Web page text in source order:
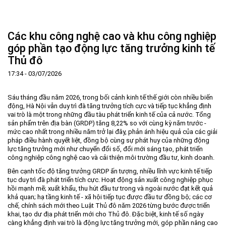
Lịch sử hình thành và phát triển
Tầm nhìn - Sứ mệnh
Lãnh đạo Ban Quản lý
Cơ cấu tổ chức
Chức năng, nhiệm vụ
Tin tức - sự kiện ▼
Ban Quản lý Khu
Chính sách mới
Doanh nghiệp
Hợp tác quốc tế
Đào tạo và Nghiên cứu
Cách mạng công nghiệp lần thứ 4
Quy hoạch
Quy hoạch tổng thể
Quy hoạch khu chức năng
Ưu thế
Vị trí
Cơ sở hạ tầng
Cơ chế ưu đãi đầu tư
Cơ chế Một cửa
Nguồn nhân lực
Hướng dẫn đầu tư ▼
Trình tự, thủ tục đầu tư
Tiêu chí đầu tư
Lĩnh vực đầu tư
Quản lý và vận hành dự án đầu tư
Văn bản pháp luật ▼
Các thủ tục hành chính
Doanh nghiệp
Đất đai
Đầu tư
Khu CNC Hòa Lạc
Lao động
Thông báo ▼
Thông báo chung
Tuyển dụng
Công khai ngân sách
Dữ liệu mở
FAQs
Liên hệ - Liên kết ▼
Liên kết
Liên hệ
Các khu công nghệ cao và khu công nghiệp
góp phần tạo động lực tăng trưởng kinh tế
Thủ đô
17:34 - 03/07/2026
Sáu tháng đầu năm 2026, trong bối cảnh kinh tế thế giới còn nhiều biến
động, Hà Nội vẫn duy trì đà tăng trưởng tích cực và tiếp tục khẳng định
vai trò là một trong những đầu tàu phát triển kinh tế của cả nước. Tổng
sản phẩm trên địa bàn (GRDP) tăng 8,22% so với cùng kỳ năm trước -
mức cao nhất trong nhiều năm trở lại đây, phản ánh hiệu quả của các giải
pháp điều hành quyết liệt, đồng bộ cùng sự phát huy của những động
lực tăng trưởng mới như chuyển đổi số, đổi mới sáng tạo, phát triển
công nghiệp công nghệ cao và cải thiện môi trường đầu tư, kinh doanh.
Bên cạnh tốc độ tăng trưởng GRDP ấn tượng, nhiều lĩnh vực kinh tế tiếp
tục duy trì đà phát triển tích cực. Hoạt động sản xuất công nghiệp phục
hồi mạnh mẽ; xuất khẩu, thu hút đầu tư trong và ngoài nước đạt kết quả
khả quan; hạ tầng kinh tế - xã hội tiếp tục được đầu tư đồng bộ; các cơ
chế, chính sách mới theo Luật Thủ đô năm 2026 từng bước được triển
khai, tạo dư địa phát triển mới cho Thủ đô. Đặc biệt, kinh tế số ngày
càng khẳng định vai trò là động lực tăng trưởng mới, góp phần nâng cao